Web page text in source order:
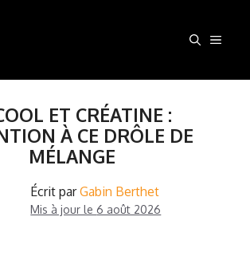
ET CRÉATINE :
À CE DRÔLE DE
MÉLANGE
Écrit parGabin Berthet
Mis à jour le6 août 2026